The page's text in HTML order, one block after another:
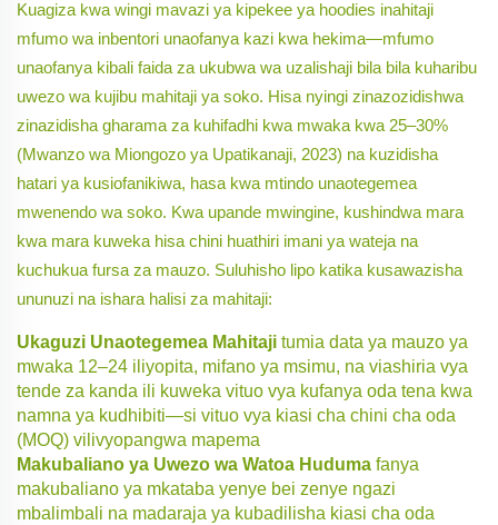
Kuagiza kwa wingi mavazi ya kipekee ya hoodies inahitaji
mfumo wa inbentori unaofanya kazi kwa hekima—mfumo
unaofanya kibali faida za ukubwa wa uzalishaji bila bila kuharibu
uwezo wa kujibu mahitaji ya soko. Hisa nyingi zinazozidishwa
zinazidisha gharama za kuhifadhi kwa mwaka kwa 25–30%
(Mwanzo wa Miongozo ya Upatikanaji, 2023) na kuzidisha
hatari ya kusiofanikiwa, hasa kwa mtindo unaotegemea
mwenendo wa soko. Kwa upande mwingine, kushindwa mara
kwa mara kuweka hisa chini huathiri imani ya wateja na
kuchukua fursa za mauzo. Suluhisho lipo katika kusawazisha
ununuzi na ishara halisi za mahitaji:
Ukaguzi Unaotegemea Mahitaji tumia data ya mauzo ya
mwaka 12–24 iliyopita, mifano ya msimu, na viashiria vya
tende za kanda ili kuweka vituo vya kufanya oda tena kwa
namna ya kudhibiti—si vituo vya kiasi cha chini cha oda
(MOQ) vilivyopangwa mapema
Makubaliano ya Uwezo wa Watoa Huduma fanya
makubaliano ya mkataba yenye bei zenye ngazi
mbalimbali na madaraja ya kubadilisha kiasi cha oda